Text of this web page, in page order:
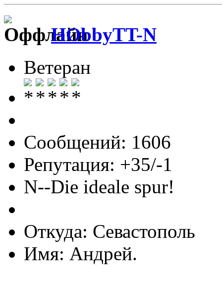
HObbyTT-N
Ветеран
Сообщений: 1606
Репутация: +35/-1
N--Die ideale spur!
Откуда: Севастополь
Имя: Андрей.